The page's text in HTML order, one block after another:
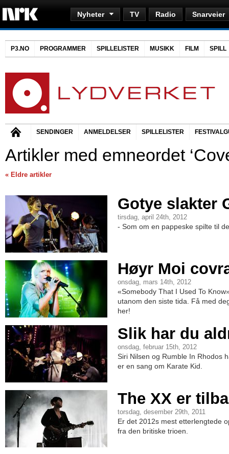
Nyheter TV Radio Snarveier
P3.NO PROGRAMMER SPILLELISTER MUSIKK FILM SPILL
SENDINGER ANMELDELSER SPILLELISTER
Artikler med emneordet
« Eldre artikler
Gotye slakter
tirsdag, april 24th, 2012
- Som om en pappeske spilte til
Høyr Moi
onsdag, mars 14th, 2012
«Somebody That I Used To
utanom den siste tida. Få med
her!
Slik har du
onsdag, februar 15th, 2012
Siri Nilsen og Rumble In Rhodos
er en sang om Karate Kid.
The XX er
torsdag, desember 29th, 2011
Er det 2012s mest etterlengtede
fra den britiske trioen.